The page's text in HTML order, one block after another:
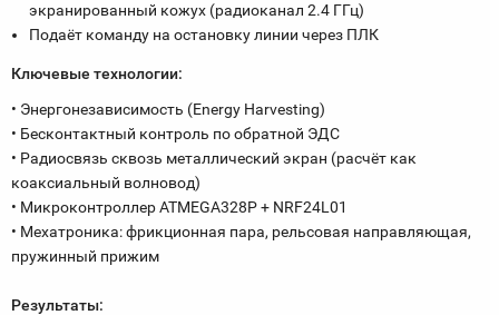
экранированный кожух (радиоканал 2.4 ГГц)
Подаёт команду на остановку линии через ПЛК
Ключевые технологии:
• Энергонезависимость (Energy Harvesting)
• Бесконтактный контроль по обратной ЭДС
• Радиосвязь сквозь металлический экран (расчёт как
коаксиальный волновод)
• Микроконтроллер ATMEGA328P + NRF24L01
• Мехатроника: фрикционная пара, рельсовая направляющая,
пружинный прижим
Результаты: